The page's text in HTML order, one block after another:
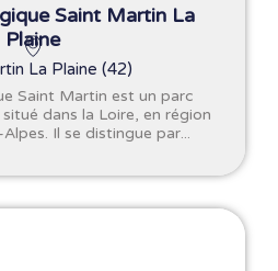
Saint Martin La
Plaine
La Plaine (42)
Saint Martin est un parc
dans la Loire, en région
Il se distingue par...